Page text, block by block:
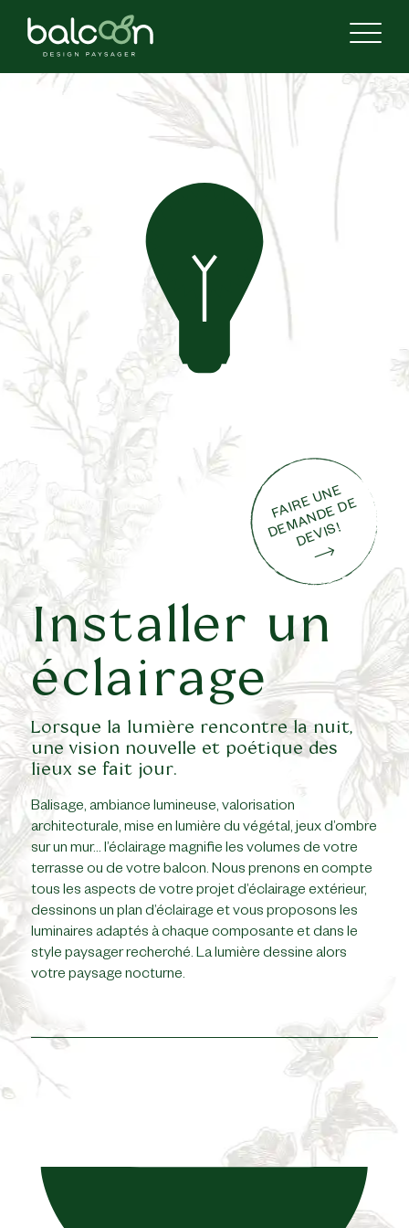
F
AI
R
E
U
N
E
D
E
M
A
N
D
E
D
E
D
E
VI
S!
Installer un
éclairage
Lorsque la lumière rencontre la nuit,
une vision nouvelle et poétique des
lieux se fait jour.
Balisage, ambiance lumineuse, valorisation
architecturale, mise en lumière du végétal, jeux d’ombre
sur un mur… l’éclairage magnifie les volumes de votre
terrasse ou de votre balcon. Nous prenons en compte
tous les aspects de votre projet d’éclairage extérieur,
dessinons un plan d’éclairage et vous proposons les
luminaires adaptés à chaque composante et dans le
style paysager recherché. La lumière dessine alors
votre paysage nocturne.